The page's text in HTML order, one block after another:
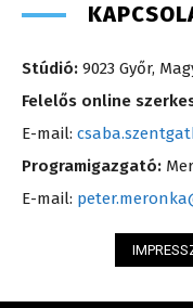
Stúdió: 9023 Győr,
Felelős online
E-mail:
Programigazgató:
E-mail: